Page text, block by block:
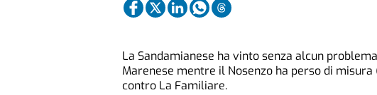
La Sandamianese ha vinto senza alcun
Marenese mentre il Nosenzo ha perso di
contro La Familiare.